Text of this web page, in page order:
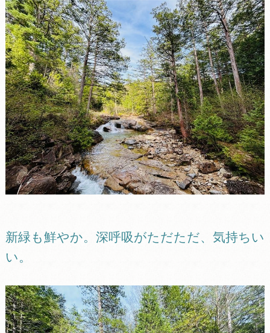
新緑も鮮やか。深呼吸がただただ、気持ちい
い。